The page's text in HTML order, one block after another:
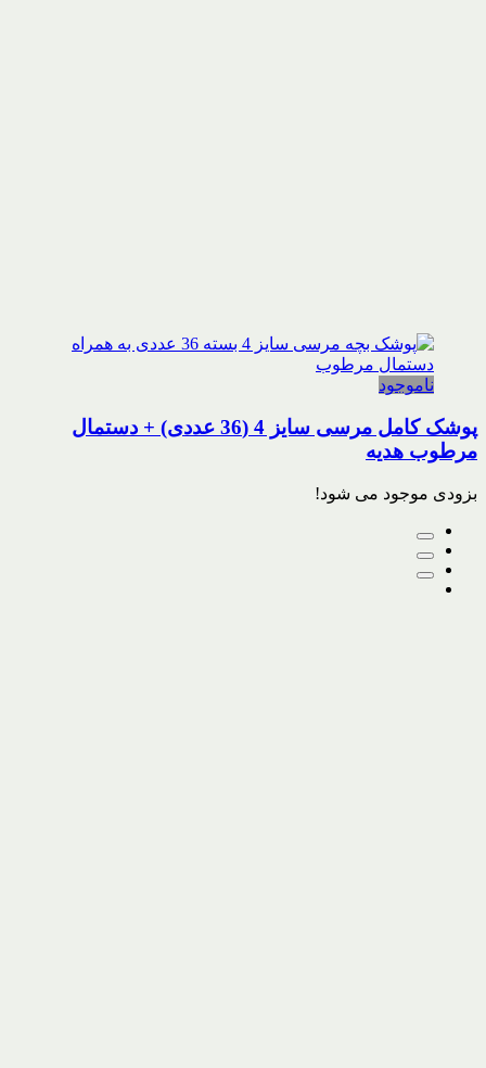
ناموجود
پوشک کامل مرسی سایز 4 (36 عددی) + دستمال
مرطوب هدیه
بزودی موجود می شود!